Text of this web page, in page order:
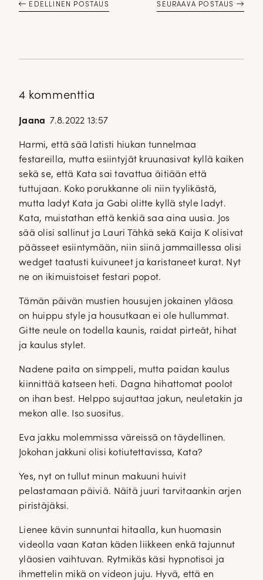
EDELLINEN POSTAUS SEURAAVA POSTAUS
4 kommenttia
Jaana 7.8.2022 13:57
Harmi, että sää latisti hiukan tunnelmaa
festareilla, mutta esiintyjät kruunasivat kyllä kaiken
sekä se, että Kata sai tavattua äitiään että
tuttujaan. Koko porukkanne oli niin tyylikästä,
mutta ladyt Kata ja Gabi olitte kyllä style ladyt.
Kata, muistathan että kenkiä saa aina uusia. Jos
sää olisi sallinut ja Lauri Tähkä sekä Kaija K olisivat
päässeet esiintymään, niin siinä jammaillessa olisi
wedget taatusti kuivuneet ja karistaneet kurat. Nyt
ne on ikimuistoiset festari popot.
Tämän päivän mustien housujen jokainen yläosa
on huippu style ja housutkaan ei ole hullummat.
Gitte neule on todella kaunis, raidat pirteät, hihat
ja kaulus stylet.
Nadene paita on simppeli, mutta paidan kaulus
kiinnittää katseen heti. Dagna hihattomat poolot
on ihan best. Helppo sujauttaa jakun, neuletakin ja
mekon alle. Iso suositus.
Eva jakku molemmissa väreissä on täydellinen.
Jokohan jakkuni olisi kotiutettavissa, Kata?
Yes, nyt on tullut minun makuuni huivit
pelastamaan päiviä. Näitä juuri tarvitaankin arjen
piristäjäksi.
Lienee kävin sunnuntai hitaalla, kun huomasin
videolla vaan Katan käden liikkeen enkä tajunnut
yläosien vaihtuvan. Rytmikäs käsi hypnotisoi ja
ihmettelin mikä on videon juju. Hyvä, että en